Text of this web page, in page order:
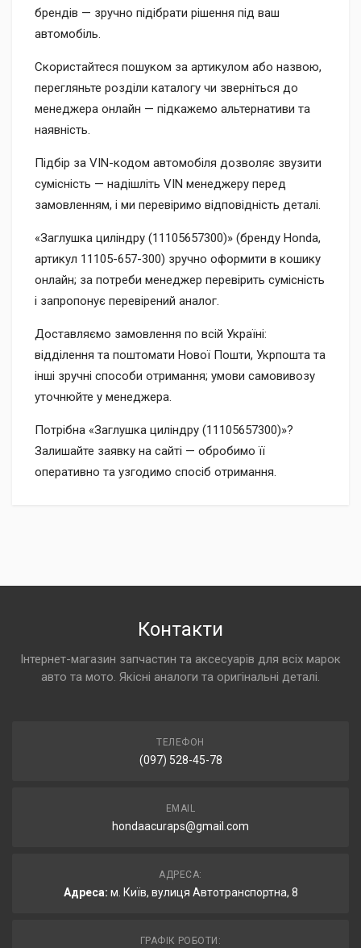
брендів — зручно підібрати рішення під ваш
автомобіль.
Скористайтеся пошуком за артикулом або назвою,
перегляньте розділи каталогу чи зверніться до
менеджера онлайн — підкажемо альтернативи та
наявність.
Підбір за VIN-кодом автомобіля дозволяє звузити
сумісність — надішліть VIN менеджеру перед
замовленням, і ми перевіримо відповідність деталі.
«Заглушка циліндру (11105657300)» (бренду Honda,
артикул 11105-657-300) зручно оформити в кошику
онлайн; за потреби менеджер перевірить сумісність
і запропонує перевірений аналог.
Доставляємо замовлення по всій Україні:
відділення та поштомати Нової Пошти, Укрпошта та
інші зручні способи отримання; умови самовивозу
уточнюйте у менеджера.
Потрібна «Заглушка циліндру (11105657300)»?
Залишайте заявку на сайті — обробимо її
оперативно та узгодимо спосіб отримання.
Контакти
Інтернет-магазин запчастин та аксесуарів для всіх марок
авто та мото. Якісні аналоги та оригінальні деталі.
ТЕЛЕФОН
(097) 528-45-78
EMAIL
hondaacuraps@gmail.com
АДРЕСА:
Адреса: м. Київ, вулиця Автотранспортна, 8
ГРАФІК РОБОТИ: